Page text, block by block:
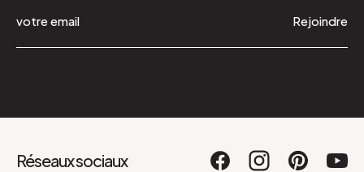
Rejoindre
Réseaux sociaux